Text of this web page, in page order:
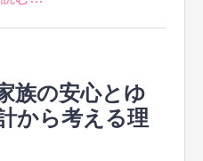
族の安心とゆ
から考える理